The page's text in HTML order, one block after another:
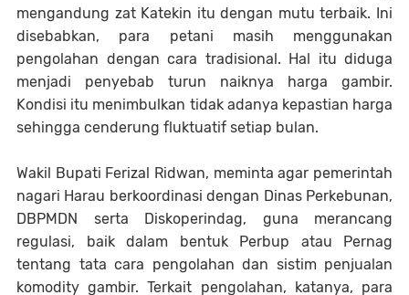
mengandung zat Katekin itu dengan mutu terbaik. Ini
disebabkan, para petani masih menggunakan
pengolahan dengan cara tradisional. Hal itu diduga
menjadi penyebab turun naiknya harga gambir.
Kondisi itu menimbulkan tidak adanya kepastian harga
sehingga cenderung fluktuatif setiap bulan.
Wakil Bupati Ferizal Ridwan, meminta agar pemerintah
nagari Harau berkoordinasi dengan Dinas Perkebunan,
DBPMDN serta Diskoperindag, guna merancang
regulasi, baik dalam bentuk Perbup atau Pernag
tentang tata cara pengolahan dan sistim penjualan
komodity gambir. Terkait pengolahan, katanya, para